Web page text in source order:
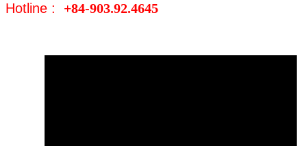
Hotline : +84-903.92.4645